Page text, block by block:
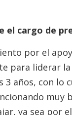
el cargo de
por el
para liderar
3 años, con
ya sea por